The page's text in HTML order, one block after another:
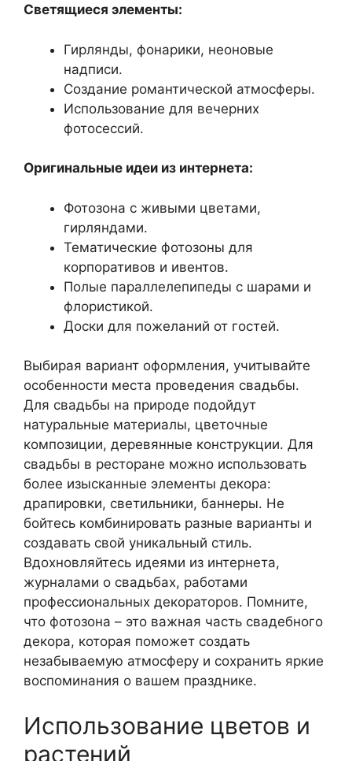
Светящиеся элементы:
Гирлянды, фонарики, неоновые
надписи.
Создание романтической атмосферы.
Использование для вечерних
фотосессий.
Оригинальные идеи из интернета:
Фотозона с живыми цветами,
гирляндами.
Тематические фотозоны для
корпоративов и ивентов.
Полые параллелепипеды с шарами и
флористикой.
Доски для пожеланий от гостей.
Выбирая вариант оформления, учитывайте
особенности места проведения свадьбы.
Для свадьбы на природе подойдут
натуральные материалы, цветочные
композиции, деревянные конструкции. Для
свадьбы в ресторане можно использовать
более изысканные элементы декора:
драпировки, светильники, баннеры. Не
бойтесь комбинировать разные варианты и
создавать свой уникальный стиль.
Вдохновляйтесь идеями из интернета,
журналами о свадьбах, работами
профессиональных декораторов. Помните,
что фотозона – это важная часть свадебного
декора, которая поможет создать
незабываемую атмосферу и сохранить яркие
воспоминания о вашем празднике.
Использование цветов и
растений